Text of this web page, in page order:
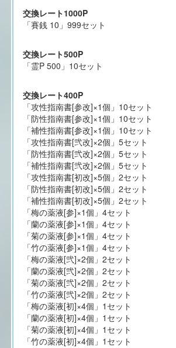
交換レート1000P
「賽銭 10」999セット
交換レート500P
「霊P 500」10セット
交換レート400P
「攻性指南書[参改]×1個」10セット
「防性指南書[参改]×1個」10セット
「補性指南書[参改]×1個」10セット
「攻性指南書[弐改]×2個」5セット
「防性指南書[弐改]×2個」5セット
「補性指南書[弐改]×2個」5セット
「攻性指南書[初改]×5個」2セット
「防性指南書[初改]×5個」2セット
「補性指南書[初改]×5個」2セット
「梅の薬液[参]×1個」4セット
「蘭の薬液[参]×1個」4セット
「菊の薬液[参]×1個」4セット
「竹の薬液[参]×1個」4セット
「梅の薬液[弐]×2個」2セット
「蘭の薬液[弐]×2個」2セット
「菊の薬液[弐]×2個」2セット
「竹の薬液[弐]×2個」2セット
「梅の薬液[初]×4個」1セット
「蘭の薬液[初]×4個」1セット
「菊の薬液[初]×4個」1セット
「竹の薬液[初]×4個」1セット